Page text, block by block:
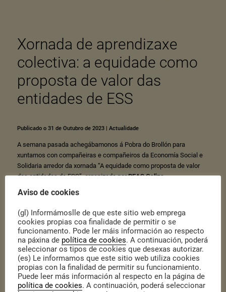
Xornada de aprendizaxe
colectiva: a equidade como
proposta de valor das
entidades de ESS
Publicado o 31 de Outubro de 2023| Actualidade
A semana pasada achegábamonos á Pobra do Brollón para
xuntarnos con compañeiras e compañeiros da Economía Social e
Solidaria arredor da xornada “A equidade como proposta de valor
das entidades de ESS”, organizada porREAS Galiza.
Aviso de cookies
(gl) Informámoslle de que este sitio web emprega
cookies propias coa finalidade de permitir o se
funcionamento. Pode ler máis información ao respecto
na páxina de política de cookies. A continuación, poderá
seleccionar os tipos de cookies que desexas autorizar.
(es) Le informamos que este sitio web utiliza cookies
propias con la finalidad de permitir su funcionamiento.
Puede leer más información al respecto en la página de
política de cookies. A continuación, poderá seleccionar